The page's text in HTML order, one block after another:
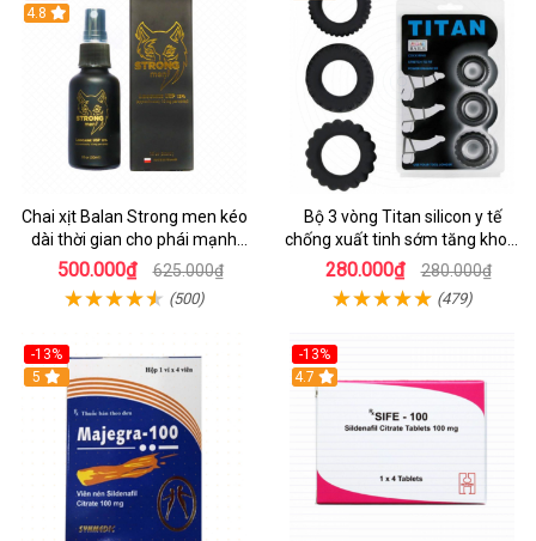
Hot
4.8
Chai xịt Balan Strong men kéo
dài thời gian cho phái mạnh
30ml
500.000₫ 625.000₫
(500)
Bộ 3 vòng Titan silicon y tế
chống xuất tinh sớm tăng khoái
cảm
280.000₫ 280.000₫
(479)
-13%
Hot
5
-13%
Hot
4.7